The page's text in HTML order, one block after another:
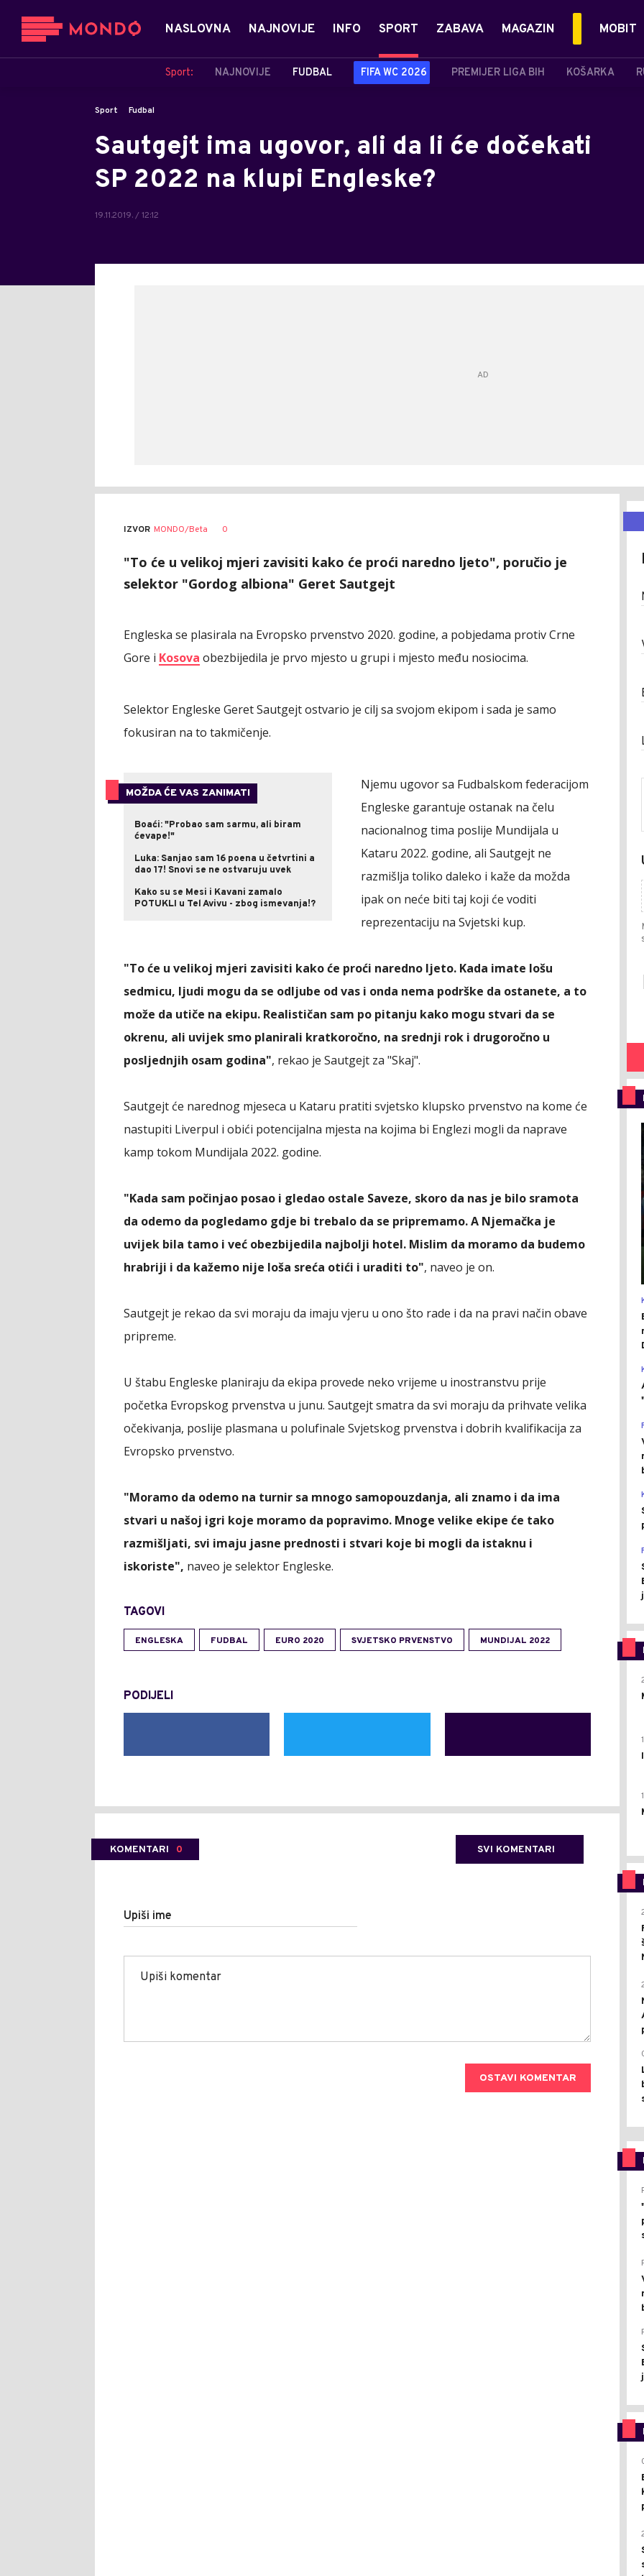
NASLOVNA NAJNOVIJE INFO SPORT
Sport: NAJNOVIJE FUDBAL FIFA WC 2026 PREMIJER LIGA BIH KOŠARKA
ZABAVA MAGAZIN MOBIT
Sport Fudbal
Sautgejt ima ugovor, ali da li će dočekati
SP 2022 na klupi Engleske?
19.11.2019. / 12:12
IZVOR MONDO/Beta 0
"To će u velikoj mjeri zavisiti kako će proći naredno ljeto", poručio je
selektor "Gordog albiona" Geret Sautgejt
Engleska se plasirala na Evropsko prvenstvo 2020. godine, a pobjedama protiv Crne
Gore i Kosova obezbijedila je prvo mjesto u grupi i mjesto među nosiocima.
Selektor Engleske Geret Sautgejt ostvario je cilj sa svojom ekipom i sada je samo
fokusiran na to takmičenje.
MOŽDA ĆE VAS ZANIMATI
Boaći: "Probao sam sarmu, ali biram
ćevape!"
Luka: Sanjao sam 16 poena u četvrtini a
dao 17! Snovi se ne ostvaruju uvek
Kako su se Mesi i Kavani zamalo
POTUKLI u Tel Avivu - zbog ismevanja!?
Njemu ugovor sa Fudbalskom federacijom
Engleske garantuje ostanak na čelu
nacionalnog tima poslije Mundijala u
Kataru 2022. godine, ali Sautgejt ne
razmišlja toliko daleko i kaže da možda
ipak on neće biti taj koji će voditi
reprezentaciju na Svjetski kup.
"To će u velikoj mjeri zavisiti kako će proći naredno ljeto. Kada imate lošu
sedmicu, ljudi mogu da se odljube od vas i onda nema podrške da ostanete, a to
može da utiče na ekipu. Realističan sam po pitanju kako mogu stvari da se
okrenu, ali uvijek smo planirali kratkoročno, na srednji rok i drugoročno u
posljednjih osam godina", rekao je Sautgejt za "Skaj".
Sautgejt će narednog mjeseca u Kataru pratiti svjetsko klupsko prvenstvo na kome će
nastupiti Liverpul i obići potencijalna mjesta na kojima bi Englezi mogli da naprave
kamp tokom Mundijala 2022. godine.
"Kada sam počinjao posao i gledao ostale Saveze, skoro da nas je bilo sramota
da odemo da pogledamo gdje bi trebalo da se pripremamo. A Njemačka je
uvijek bila tamo i već obezbijedila najbolji hotel. Mislim da moramo da budemo
hrabriji i da kažemo nije loša sreća otići i uraditi to", naveo je on.
Sautgejt je rekao da svi moraju da imaju vjeru u ono što rade i da na pravi način obave
pripreme.
U štabu Engleske planiraju da ekipa provede neko vrijeme u inostranstvu prije
početka Evropskog prvenstva u junu. Sautgejt smatra da svi moraju da prihvate velika
očekivanja, poslije plasmana u polufinale Svjetskog prvenstva i dobrih kvalifikacija za
Evropsko prvenstvo.
"Moramo da odemo na turnir sa mnogo samopouzdanja, ali znamo i da ima
stvari u našoj igri koje moramo da popravimo. Mnoge velike ekipe će tako
razmišljati, svi imaju jasne prednosti i stvari koje bi mogli da istaknu i
iskoriste", naveo je selektor Engleske.
TAGOVI
ENGLESKA FUDBAL EURO 2020 SVJETSKO PRVENSTVO MUNDIJAL 2022
PODIJELI
KOMENTARI 0 SVI KOMENTARI
Upiši ime
OSTAVI KOMENTAR